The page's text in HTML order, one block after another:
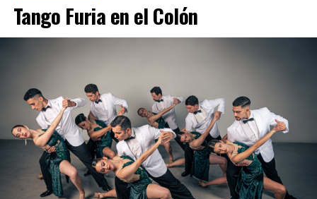
Tango Furia en el Colón